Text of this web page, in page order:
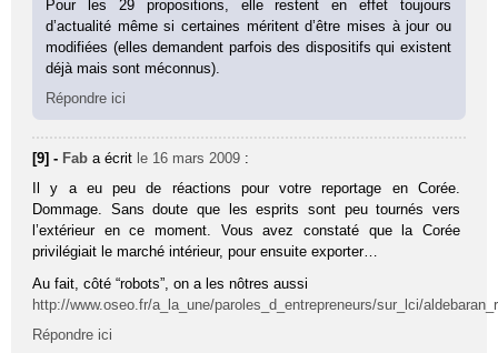
Pour les 29 propositions, elle restent en effet toujours
d’actualité même si certaines méritent d’être mises à jour ou
modifiées (elles demandent parfois des dispositifs qui existent
déjà mais sont méconnus).
Répondre ici
[9] - Fab a écrit le 16 mars 2009 :
Il y a eu peu de réactions pour votre reportage en Corée.
Dommage. Sans doute que les esprits sont peu tournés vers
l’extérieur en ce moment. Vous avez constaté que la Corée
privilégiait le marché intérieur, pour ensuite exporter…
Au fait, côté “robots”, on a les nôtres aussi
http://www.oseo.fr/a_la_une/paroles_d_entrepreneurs/sur_lci/
Répondre ici